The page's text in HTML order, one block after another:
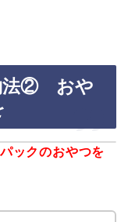
法② おや
ックのおやつを